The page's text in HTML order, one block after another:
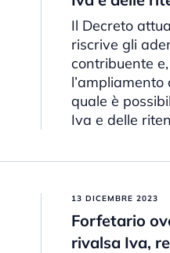
Il Decreto
riscrive gli
contribuente
l’ampliamento
quale è
Iva e delle
13 DICEMBRE 2023
Forfetario
rivalsa Iva,